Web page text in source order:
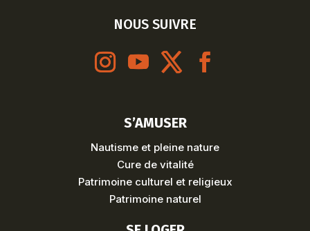
NOUS SUIVRE
S’AMUSER
Nautisme et pleine nature
Cure de vitalité
Patrimoine culturel et religieux
Patrimoine naturel